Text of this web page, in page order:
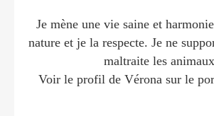
Je mène une vie saine et
nature et je la respecte. Je ne
maltraite les animaux
Voir le profil de Vérona sur le